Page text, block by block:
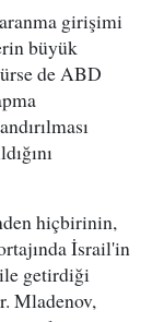
girişimi
büyük
de ABD
hiçbirinin,
İsrail'in
getirdiği
Mladenov,